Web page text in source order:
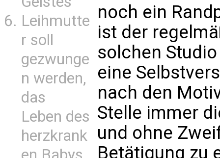
Leihmutte
r soll
gezwunge
n werden,
das
Leben des
herzkrank
noch ein
ist der
solchen
eine
nach den
Stelle immer
und ohne
Betätigung zu